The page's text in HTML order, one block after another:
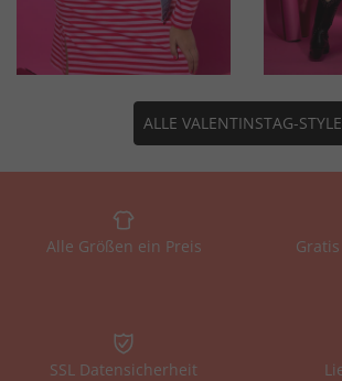
ALLE VALENTINSTAG-
Alle Größen ein Preis
SSL Datensicherheit